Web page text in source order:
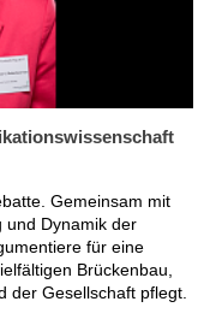
Gemeinsam mit
und Dynamik der
für eine
Brückenbau,
der Gesellschaft pflegt.